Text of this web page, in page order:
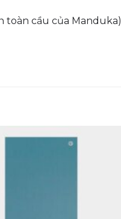
toàn cầu của Manduka)